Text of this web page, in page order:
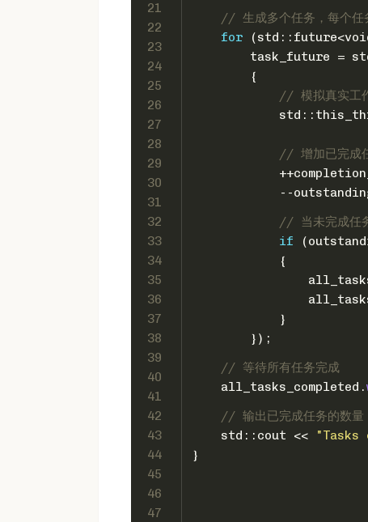
21
22
23
24
25
26
27
28
29
30
31
32
33
34
35
36
37
38
39
40
41
42
43
44
45
46
47
// 生成多个任务，每个任
for (std::future<
task_future =
        {
// 模拟真实
// 增加已完成
--
// 当未完成任
if
            {
            }
        });
// 等待所有任务完成
    all_tasks_completed.
// 输出已完成任务的数量
    std::cout <<
"Tasks
}